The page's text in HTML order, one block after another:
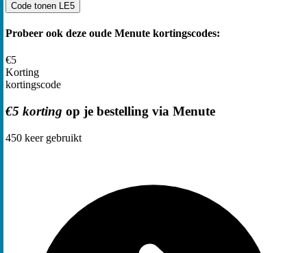
Code tonen LE5
Probeer ook deze oude Menute kortingscodes:
€5
Korting
kortingscode
€5 korting op je bestelling via Menute
450 keer gebruikt